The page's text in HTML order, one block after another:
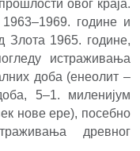
овог краја.
године и
Злота 1965. године,
истраживања
доба (енеолит –
5–1. миленијум
нове ере), посебно
древног